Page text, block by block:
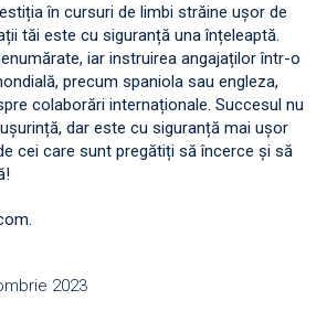
în cursuri de limbi străine ușor de
tăi este cu siguranță una înțeleaptă.
iar instruirea angajaților într-o
precum spaniola sau engleza,
colaborări internaționale. Succesul nu
dar este cu siguranță mai ușor
cei care sunt pregătiți să încerce și să
2023